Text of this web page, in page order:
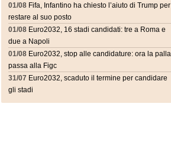
01/08 Fifa, Infantino ha chiesto l’aiuto di Trump per
restare al suo posto
01/08 Euro2032, 16 stadi candidati: tre a Roma e
due a Napoli
01/08 Euro2032, stop alle candidature: ora la palla
passa alla Figc
31/07 Euro2032, scaduto il termine per candidare
gli stadi